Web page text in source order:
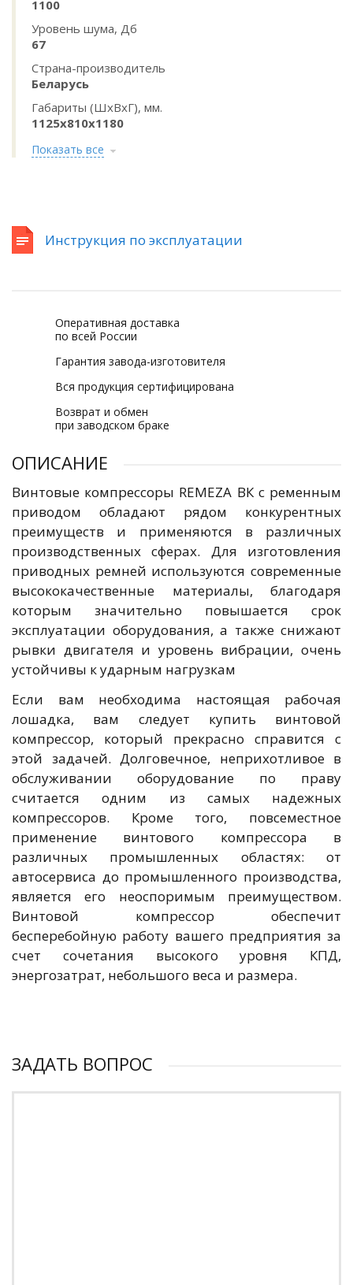
1100
Уровень шума, Дб
67
Страна-производитель
Беларусь
Габариты (ШхВхГ), мм.
1125х810х1180
Показать все
Инструкция по эксплуатации
Оперативная доставка
по всей России
Гарантия завода-изготовителя
Вся продукция сертифицирована
Возврат и обмен
при заводском браке
ОПИСАНИЕ
Винтовые компрессоры REMEZA ВК с ременным
приводом обладают рядом конкурентных
преимуществ и применяются в различных
производственных сферах. Для изготовления
приводных ремней используются современные
высококачественные материалы, благодаря
которым значительно повышается срок
эксплуатации оборудования, а также снижают
рывки двигателя и уровень вибрации, очень
устойчивы к ударным нагрузкам
Если вам необходима настоящая рабочая
лошадка, вам следует купить винтовой
компрессор, который прекрасно справится с
этой задачей. Долговечное, неприхотливое в
обслуживании оборудование по праву
считается одним из самых надежных
компрессоров. Кроме того, повсеместное
применение винтового компрессора в
различных промышленных областях: от
автосервиса до промышленного производства,
является его неоспоримым преимуществом.
Винтовой компрессор обеспечит
бесперебойную работу вашего предприятия за
счет сочетания высокого уровня КПД,
энергозатрат, небольшого веса и размера.
ЗАДАТЬ ВОПРОС